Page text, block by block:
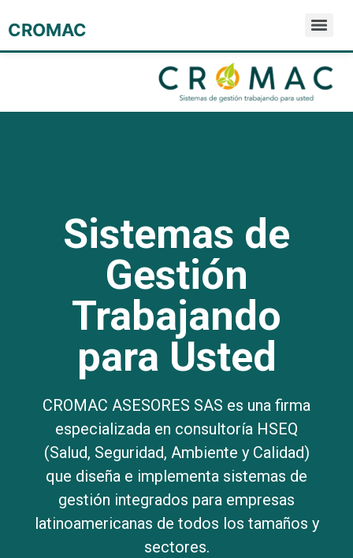
CROMAC
Sistemas de
Gestión
Trabajando
para Usted
CROMAC ASESORES SAS es una firma
especializada en consultoría HSEQ
(Salud, Seguridad, Ambiente y Calidad)
que diseña e implementa sistemas de
gestión integrados para empresas
latinoamericanas de todos los tamaños y
sectores.